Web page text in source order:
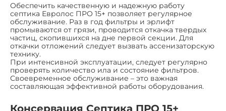
Обеспечить качественную и надежную работу
септика Евролос ПРО 15+ позволяет регулярное
обслуживание. Раз в год фильтры и эрлифт
промываются от грязи, проводится откачка твердых
частиц, скопившихся на дне первой секции. Для
откачки отложений следует вызвать ассенизаторскую
технику.
При интенсивной эксплуатации, следует регулярно
проверять количество ила и состояние фильтров.
Своевременное обслуживание – это важная
составляющая эффективной работы оборудования.
Консервация Септика ПРО 15+